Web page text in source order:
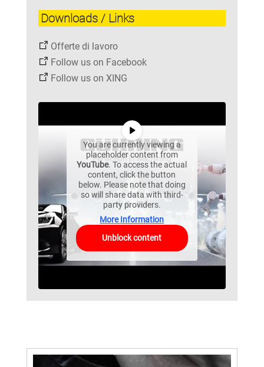
Downloads / Links
Offerte di lavoro
Follow us on Facebook
Follow us on XING
You are currently viewing a
placeholder content from
YouTube. To access the actual
content, click the button
below. Please note that doing
so will share data with third-
party providers.
More Information
Unblock content